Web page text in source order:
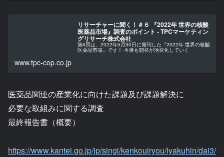
リサーチャーに聞く！＃６ 『2022年 世界の核酸
医薬品市場』調査のポイント - TPCマーケティン
グリサーチ株式会社
第6回は、2022年5月30日に発刊した『2022年 世界の核酸
医薬品市場』です！ 今後も開発が活発化していく
www.tpc-cop.co.jp
医薬品関連の産業化に向けた課題及び課題解決に
必要な取組みに関する調査
最終報告書（概要）
https://www.kantei.go.jp/jp/singi/kenkouiryou/iyakuhin/dai3/